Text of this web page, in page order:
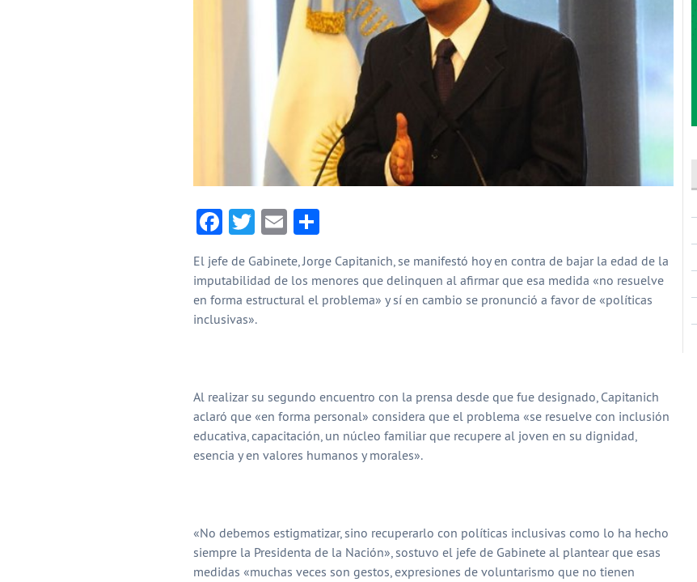
Facebook
Twitter
EmailCompartir
El jefe de Gabinete, Jorge Capitanich, se manifestó hoy en contra de bajar la edad de la
imputabilidad de los menores que delinquen al afirmar que esa medida «no resuelve
en forma estructural el problema» y sí en cambio se pronunció a favor de «políticas
inclusivas».
Al realizar su segundo encuentro con la prensa desde que fue designado, Capitanich
aclaró que «en forma personal» considera que el problema «se resuelve con inclusión
educativa, capacitación, un núcleo familiar que recupere al joven en su dignidad,
esencia y en valores humanos y morales».
«No debemos estigmatizar, sino recuperarlo con políticas inclusivas como lo ha hecho
siempre la Presidenta de la Nación», sostuvo el jefe de Gabinete al plantear que esas
medidas «muchas veces son gestos, expresiones de voluntarismo que no tienen